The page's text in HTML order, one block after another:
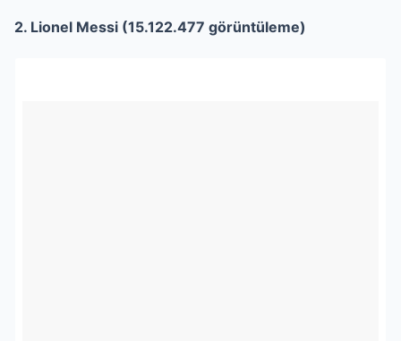
2. Lionel Messi (15.122.477 görüntüleme)